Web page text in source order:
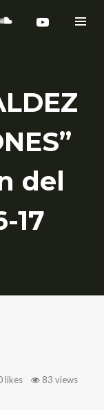
del
17
likes
83 views